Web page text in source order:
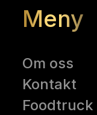
Om oss
Kontakt
Foodtruck
Meny